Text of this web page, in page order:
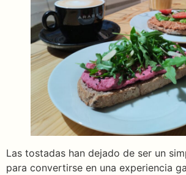
Las tostadas han dejado de ser un
para convertirse en una experiencia